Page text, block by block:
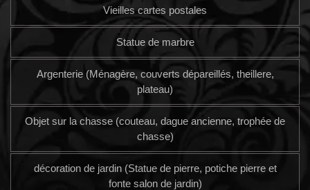
Vieilles cartes postales
Statue de marbre
Argenterie (Ménagère, couverts dépareillés, theillere,
plateau)
Objet sur la chasse (couteau, dague ancienne, trophée de
chasse)
décoration de jardin (Statue de pierre, potiche pierre et
fonte salon de jardin)